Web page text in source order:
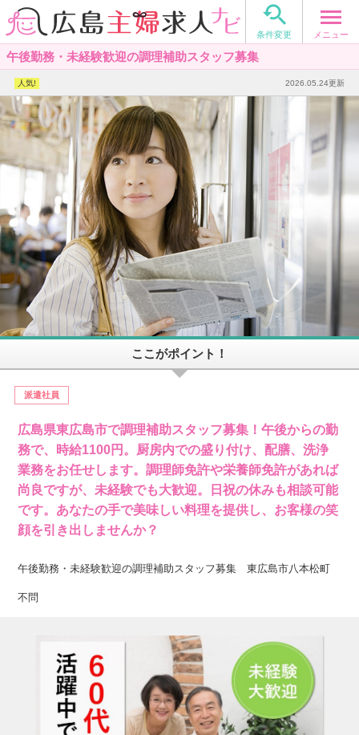

条件変更 メニュー
午後勤務・未経験歓迎の調理補助スタッフ募集
2026.05.24更新
ここがポイント！
派遣社員
広島県東広島市で調理補助スタッフ募集！午後からの勤
務で、時給1100円。厨房内での盛り付け、配膳、洗浄
業務をお任せします。調理師免許や栄養師免許があれば
尚良ですが、未経験でも大歓迎。日祝の休みも相談可能
です。あなたの手で美味しい料理を提供し、お客様の笑
顔を引き出しませんか？
午後勤務・未経験歓迎の調理補助スタッフ募集 東広島市八本松町
不問